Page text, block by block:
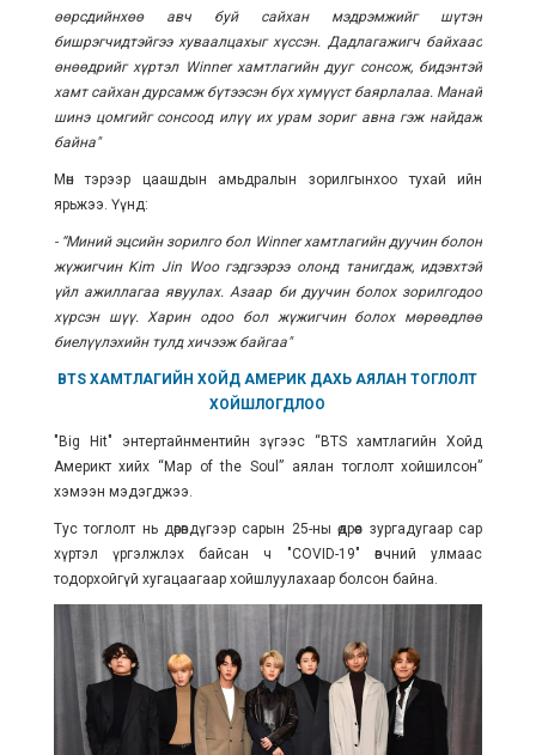
өөрсдийнхөө авч буй сайхан мэдрэмжийг шүтэн
бишрэгчидтэйгээ хуваалцахыг хүссэн. Дадлагажигч байхаас
өнөөдрийг хүртэл Winner хамтлагийн дууг сонсож, бидэнтэй
хамт сайхан дурсамж бүтээсэн бүх хүмүүст баярлалаа. Манай
шинэ цомгийг сонсоод илүү их урам зориг авна гэж найдаж
байна"
Мөн тэрээр цаашдын амьдралын зорилгынхоо тухай ийн
ярьжээ. Үүнд:
- “Миний эцсийн зорилго бол Winner хамтлагийн дуучин болон
жүжигчин Kim Jin Woo гэдгээрээ олонд танигдаж, идэвхтэй
үйл ажиллагаа явуулах. Азаар би дуучин болох зорилгодоо
хүрсэн шүү. Харин одоо бол жүжигчин болох мөрөөдлөө
биелүүлэхийн тулд хичээж байгаа"
BTS ХАМТЛАГИЙН ХОЙД АМЕРИК ДАХЬ АЯЛАН ТОГЛОЛТ
ХОЙШЛОГДЛОО
"Big Hit" энтертайнментийн зүгээс “BTS хамтлагийн Хойд
Америкт хийх “Map of the Soul” аялан тоглолт хойшилсон”
хэмээн мэдэгджээ.
Тус тоглолт нь дөрөвдүгээр сарын 25-ны өдрөөс зургадугаар сар
хүртэл үргэлжлэх байсан ч "COVID-19" өвчний улмаас
тодорхойгүй хугацаагаар хойшлуулахаар болсон байна.